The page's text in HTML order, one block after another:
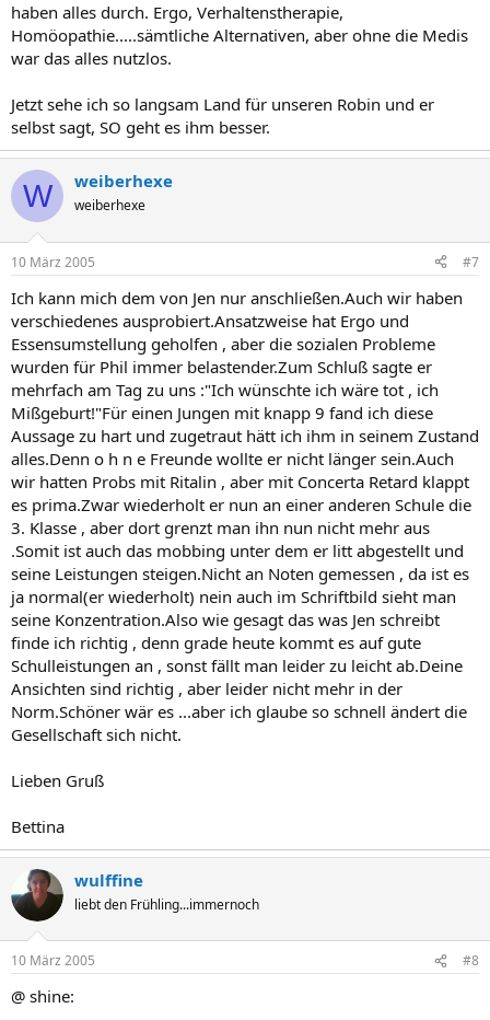
haben alles durch. Ergo, Verhaltenstherapie,
Homöopathie.....sämtliche Alternativen, aber ohne die Medis
war das alles nutzlos.
Jetzt sehe ich so langsam Land für unseren Robin und er
selbst sagt, SO geht es ihm besser.
W weiberhexe
weiberhexe
10 März 2005 #7
Ich kann mich dem von Jen nur anschließen.Auch wir haben
verschiedenes ausprobiert.Ansatzweise hat Ergo und
Essensumstellung geholfen , aber die sozialen Probleme
wurden für Phil immer belastender.Zum Schluß sagte er
mehrfach am Tag zu uns :"Ich wünschte ich wäre tot , ich
Mißgeburt!"Für einen Jungen mit knapp 9 fand ich diese
Aussage zu hart und zugetraut hätt ich ihm in seinem Zustand
alles.Denn o h n e Freunde wollte er nicht länger sein.Auch
wir hatten Probs mit Ritalin , aber mit Concerta Retard klappt
es prima.Zwar wiederholt er nun an einer anderen Schule die
3. Klasse , aber dort grenzt man ihn nun nicht mehr aus
.Somit ist auch das mobbing unter dem er litt abgestellt und
seine Leistungen steigen.Nicht an Noten gemessen , da ist es
ja normal(er wiederholt) nein auch im Schriftbild sieht man
seine Konzentration.Also wie gesagt das was Jen schreibt
finde ich richtig , denn grade heute kommt es auf gute
Schulleistungen an , sonst fällt man leider zu leicht ab.Deine
Ansichten sind richtig , aber leider nicht mehr in der
Norm.Schöner wär es ...aber ich glaube so schnell ändert die
Gesellschaft sich nicht.
Lieben Gruß
Bettina
wulffine
liebt den Frühling...immernoch
10 März 2005 #8
@ shine: